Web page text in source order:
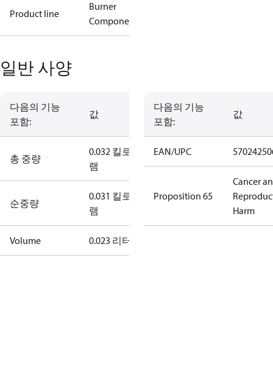
Product line
Burner
Components
일반 사양
다음의 기능
포함:
값
총 중량
0.032 킬로그
램
순중량
0.031 킬로그
램
Volume 0.023 리터
다음의 기능
포함:
값
EAN/UPC
Proposition 65
Cancer
Harm